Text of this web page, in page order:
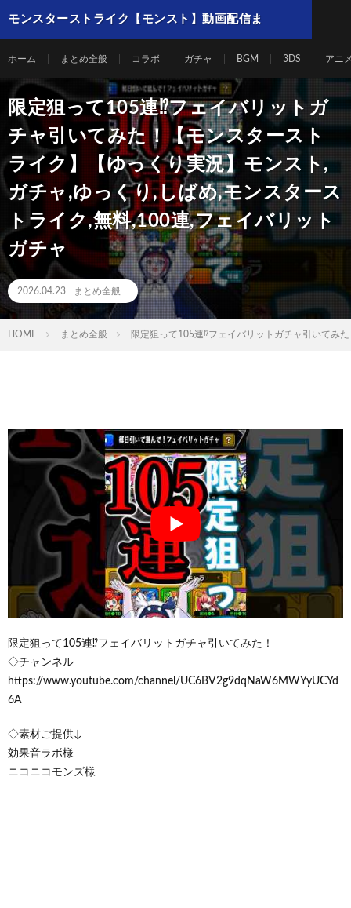
モンスターストライク【モンスト】動画配信ま
ホーム まとめ全般 コラボ ガチャ BGM 3DS アニ
限定狙って105連⁉フェイバリットガ
チャ引いてみた！【モンスタースト
ライク】【ゆっくり実況】モンスト,
ガチャ,ゆっくり,しばめ,モンスタース
トライク,無料,100連,フェイバリット
ガチャ
2026.04.23 まとめ全般
HOME まとめ全般 限定狙って105連⁉フェイバリットガチャ引いてみ
限定狙って105連⁉フェイバリットガチャ引いてみた！
◇チャンネル
https://www.youtube.com/channel/UC6BV2g9dqNaW6MWYyUCYd
6A
◇素材ご提供↓
効果音ラボ様
ニコニコモンズ様